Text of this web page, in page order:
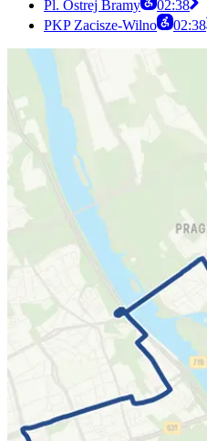
Pl. Ostrej Bramy
02:38
PKP Zacisze-Wilno
02:38